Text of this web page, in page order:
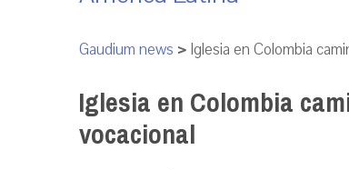
Gaudium news > Iglesia en Colombia
Iglesia en Colombia
vocacional